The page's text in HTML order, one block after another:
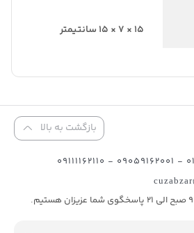
15 × 7 × 15 سانتیمتر
بازگشت به بالا